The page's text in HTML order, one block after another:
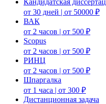
Кандидатская
от 30 дней | от 50000 ₽
ВАК
от 2 часов | от 500 ₽
Scopus
от 2 часов | от 500 ₽
РИНЦ
от 2 часов | от 500 ₽
Шпаргалка
от 1 часа | от 300 ₽
Дистанционная задача